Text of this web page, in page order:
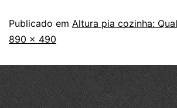
Publicado em Altura pia cozinha:
890 × 490